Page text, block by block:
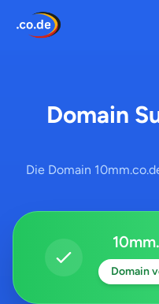
Domain
Die Domain
Domain